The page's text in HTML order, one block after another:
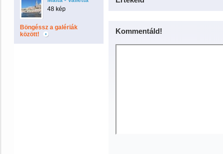
48 kép
Böngéssz a galériák
között!
Kommentáld!